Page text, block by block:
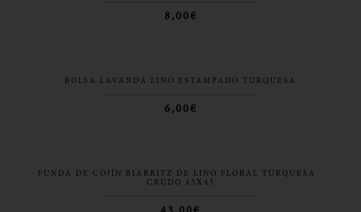
8,00€
BOLSA LAVANDA LINO ESTAMPADO TURQUESA
6,00€
FUNDA DE COJÍN BIARRITZ DE LINO FLORAL TURQUESA -
CRUDO 45X45